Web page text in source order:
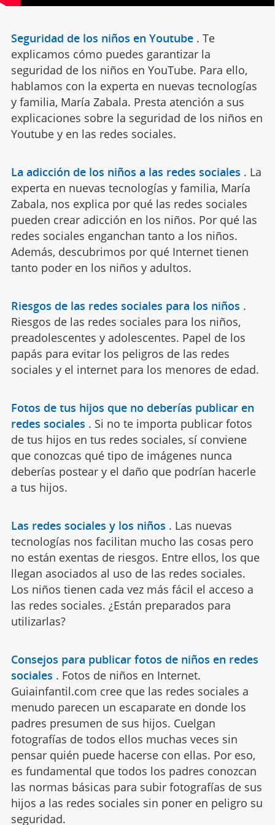
Seguridad de los niños en Youtube . Te
explicamos cómo puedes garantizar la
seguridad de los niños en YouTube. Para ello,
hablamos con la experta en nuevas tecnologías
y familia, María Zabala. Presta atención a sus
explicaciones sobre la seguridad de los niños en
Youtube y en las redes sociales.
La adicción de los niños a las redes sociales . La
experta en nuevas tecnologías y familia, María
Zabala, nos explica por qué las redes sociales
pueden crear adicción en los niños. Por qué las
redes sociales enganchan tanto a los niños.
Además, descubrimos por qué Internet tienen
tanto poder en los niños y adultos.
Riesgos de las redes sociales para los niños .
Riesgos de las redes sociales para los niños,
preadolescentes y adolescentes. Papel de los
papás para evitar los peligros de las redes
sociales y el internet para los menores de edad.
Fotos de tus hijos que no deberías publicar en
redes sociales . Si no te importa publicar fotos
de tus hijos en tus redes sociales, sí conviene
que conozcas qué tipo de imágenes nunca
deberías postear y el daño que podrían hacerle
a tus hijos.
Las redes sociales y los niños . Las nuevas
tecnologías nos facilitan mucho las cosas pero
no están exentas de riesgos. Entre ellos, los que
llegan asociados al uso de las redes sociales.
Los niños tienen cada vez más fácil el acceso a
las redes sociales. ¿Están preparados para
utilizarlas?
Consejos para publicar fotos de niños en redes
sociales . Fotos de niños en Internet.
Guiainfantil.com cree que las redes sociales a
menudo parecen un escaparate en donde los
padres presumen de sus hijos. Cuelgan
fotografías de todos ellos muchas veces sin
pensar quién puede hacerse con ellas. Por eso,
es fundamental que todos los padres conozcan
las normas básicas para subir fotografías de sus
hijos a las redes sociales sin poner en peligro su
seguridad.